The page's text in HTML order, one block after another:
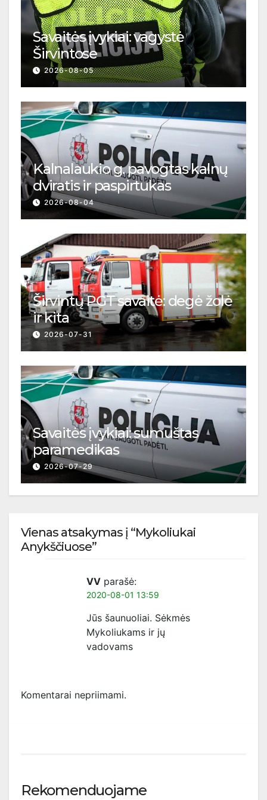
Savaitės įvykiai: vagystė
Širvintose
2026-08-05
Kalnalaukio g. pavogtas kalnų
dviratis ir paspirtukas
2026-08-04
Širvintų PGT savaitė: degė žolė
ir kita
2026-07-31
Savaitės įvykiai: sumuštas
paramedikas
2026-07-29
Vienas atsakymas į “Mykoliukai
Anykščiuose”
VV parašė:
2020-08-01 13:59
Jūs šaunuoliai. Sėkmės
Mykoliukams ir jų
vadovams
Komentarai nepriimami.
Rekomenduojame